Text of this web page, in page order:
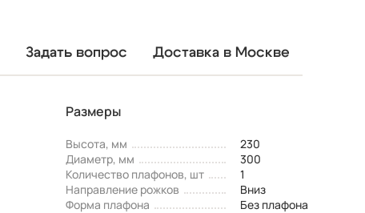
Задать вопрос Доставка в Москве
Размеры
Высота, мм
230
Диаметр, мм
300
Количество плафонов, шт
1
Направление рожков
Вниз
Форма плафона
Без плафона